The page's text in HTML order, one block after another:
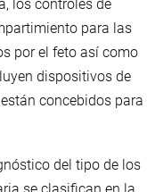
los controles de
para las
por el feto así como
dispositivos de
concebidos para
del tipo de los